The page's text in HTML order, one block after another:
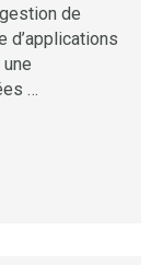
de
d’applications
…